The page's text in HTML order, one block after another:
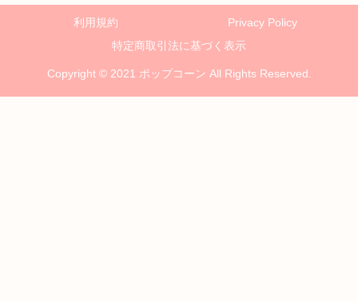
利用規約
Privacy Policy
特定商取引法に基づく表示
Copyright © 2021 ポップコーン All Rights Reserved.